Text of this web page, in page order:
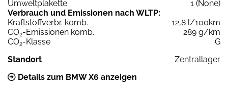
Umweltplakette
1 (None)
Verbrauch und Emissionen nach WLTP:
Kraftstoffverbr. komb.
12,8 l/100km
CO2-Emissionen komb.
289 g/km
CO2-Klasse
G
Standort
Zentrallager
Details zum BMW X6 anzeigen